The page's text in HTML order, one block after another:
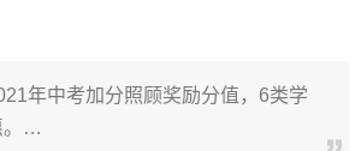
年中考加分照顾奖励分值，6类学
。…